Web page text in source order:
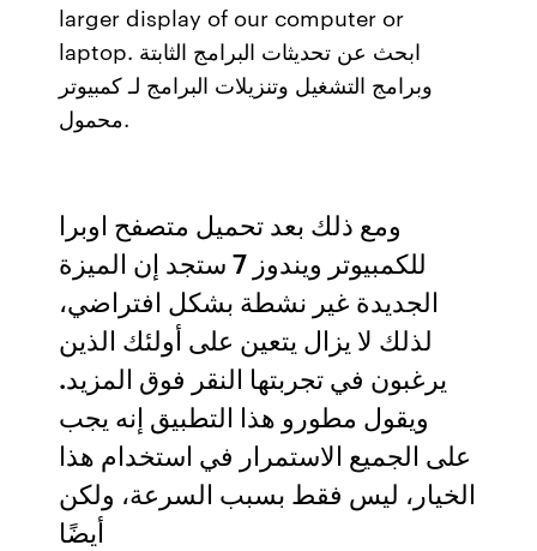
larger display of our computer or
laptop. ابحث عن تحديثات البرامج الثابتة
وبرامج التشغيل وتنزيلات البرامج لـ كمبيوتر
محمول.
ومع ذلك بعد تحميل متصفح اوبرا
للكمبيوتر ويندوز 7 ستجد إن الميزة
الجديدة غير نشطة بشكل افتراضي،
لذلك لا يزال يتعين على أولئك الذين
يرغبون في تجربتها النقر فوق المزيد.
ويقول مطورو هذا التطبيق إنه يجب
على الجميع الاستمرار في استخدام هذا
الخيار، ليس فقط بسبب السرعة، ولكن
أيضًا